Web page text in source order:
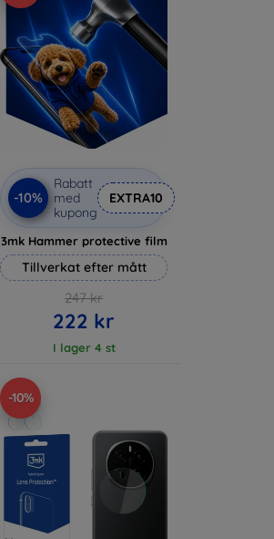
-10%
Rabatt
med
kupong
EXTRA10
3mk Hammer protective film
Tillverkat efter mått
247 kr
222 kr
I lager 4 st
-10%